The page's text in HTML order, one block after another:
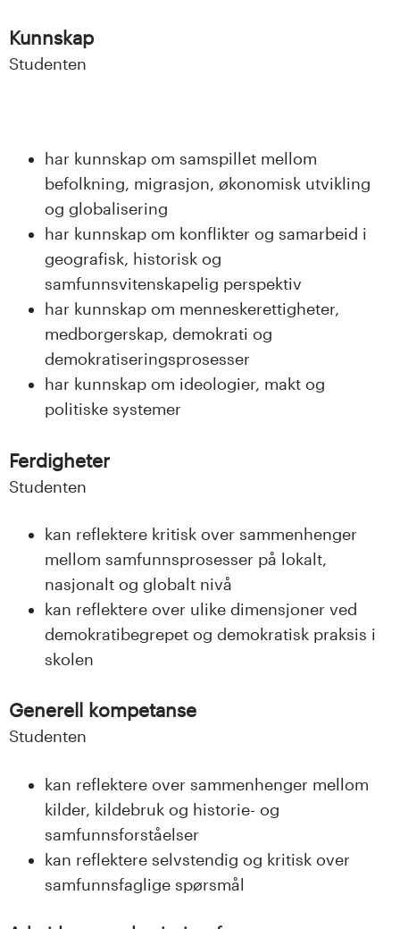
Kunnskap
Studenten
har kunnskap om samspillet mellom
befolkning, migrasjon, økonomisk utvikling
og globalisering
har kunnskap om konflikter og samarbeid i
geografisk, historisk og
samfunnsvitenskapelig perspektiv
har kunnskap om menneskerettigheter,
medborgerskap, demokrati og
demokratiseringsprosesser
har kunnskap om ideologier, makt og
politiske systemer
Ferdigheter
Studenten
kan reflektere kritisk over sammenhenger
mellom samfunnsprosesser på lokalt,
nasjonalt og globalt nivå
kan reflektere over ulike dimensjoner ved
demokratibegrepet og demokratisk praksis i
skolen
Generell kompetanse
Studenten
kan reflektere over sammenhenger mellom
kilder, kildebruk og historie- og
samfunnsforståelser
kan reflektere selvstendig og kritisk over
samfunnsfaglige spørsmål